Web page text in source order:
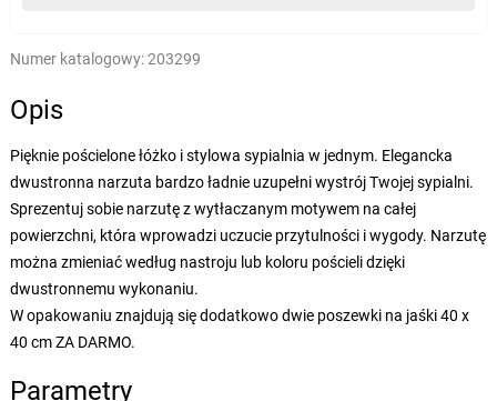
Numer katalogowy:203299
Opis
Pięknie pościelone łóżko i stylowa sypialnia w jednym. Elegancka
dwustronna narzuta bardzo ładnie uzupełni wystrój Twojej sypialni.
Sprezentuj sobie narzutę z wytłaczanym motywem na całej
powierzchni, która wprowadzi uczucie przytulności i wygody. Narzutę
można zmieniać według nastroju lub koloru pościeli dzięki
dwustronnemu wykonaniu.
W opakowaniu znajdują się dodatkowo dwie poszewki na jaśki 40 x
40 cm ZA DARMO.
Parametry